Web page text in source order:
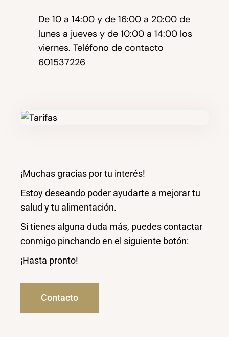
De 10 a 14:00 y de 16:00 a 20:00 de
lunes a jueves y de 10:00 a 14:00 los
viernes. Teléfono de contacto
601537226
¡Muchas gracias por tu interés!
Estoy deseando poder ayudarte a mejorar tu
salud y tu alimentación.
Si tienes alguna duda más, puedes contactar
conmigo pinchando en el siguiente botón:
¡Hasta pronto!
Contacto